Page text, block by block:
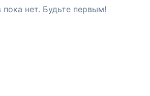
пока нет. Будьте первым!